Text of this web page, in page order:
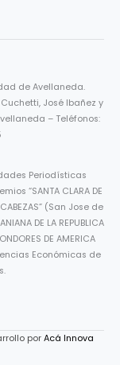
de Avellaneda.
José Ibañez y
– Teléfonos:
Periodísticas
“SANTA CLARA DE
(San Jose de
DE LA REPUBLICA
DE AMERICA
Económicas de
por Acá Innova